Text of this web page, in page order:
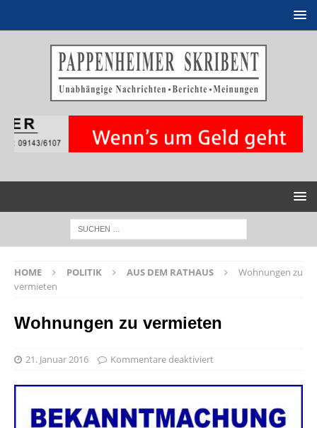
HOME POLITIK AUS DEM RATHAUS
Wohnungen zu
vermieten
Wohnungen zu vermieten
21. Januar 2016 Kommentare deaktiviert